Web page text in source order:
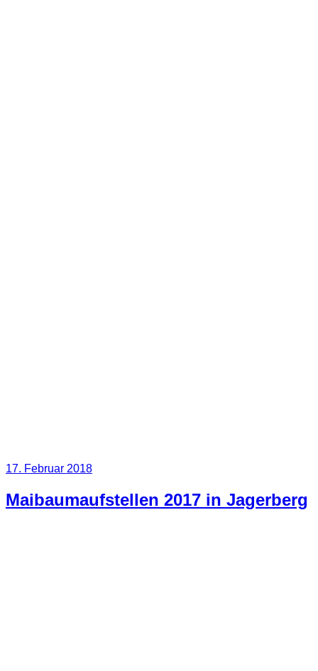
Veröffentlicht
17. Februar 2018
Maibaumaufstellen 2017 in Jagerberg